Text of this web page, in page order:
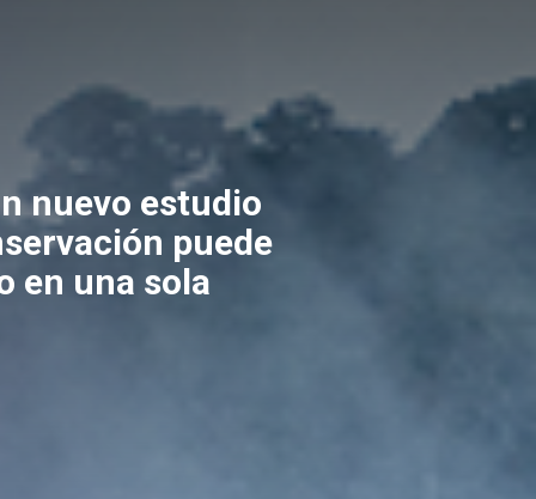
nuevo estudio
puede
en una sola